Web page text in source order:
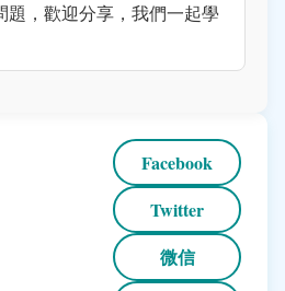
題，歡迎分享，我們一起學
Facebook
Twitter
微信